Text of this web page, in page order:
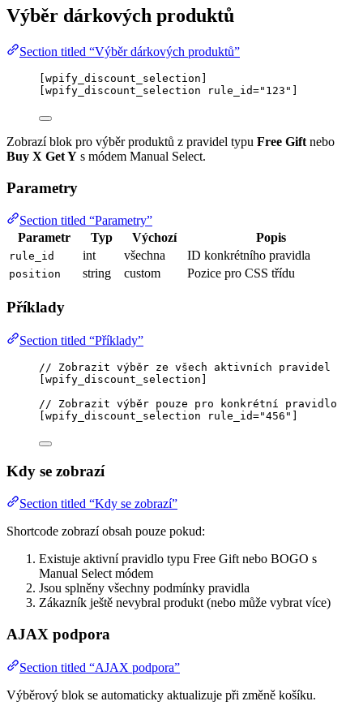
Výběr dárkových produktů
Section titled “Výběr dárkových produktů”
[wpify_discount_selection]
[wpify_discount_selection rule_id="123"]
Zobrazí blok pro výběr produktů z pravidel typu Free Gift nebo
Buy X Get Y s módem Manual Select.
Parametry
Section titled “Parametry”
Parametr
Typ Výchozí Popis
rule_id int všechna ID konkrétního pravidla
position string custom Pozice pro CSS třídu
Příklady
Section titled “Příklady”
// Zobrazit výběr ze všech aktivních pravidel
wpify_discount_selection
// Zobrazit výběr pouze pro konkrétní pravidlo
wpify_discount_selection rule_id="456 "
Kdy se zobrazí
Section titled “Kdy se zobrazí”
Shortcode zobrazí obsah pouze pokud:
Existuje aktivní pravidlo typu Free Gift nebo BOGO s
Manual Select módem
Jsou splněny všechny podmínky pravidla
Zákazník ještě nevybral produkt (nebo může vybrat více)
AJAX podpora
Section titled “AJAX podpora”
Výběrový blok se automaticky aktualizuje při změně košíku.